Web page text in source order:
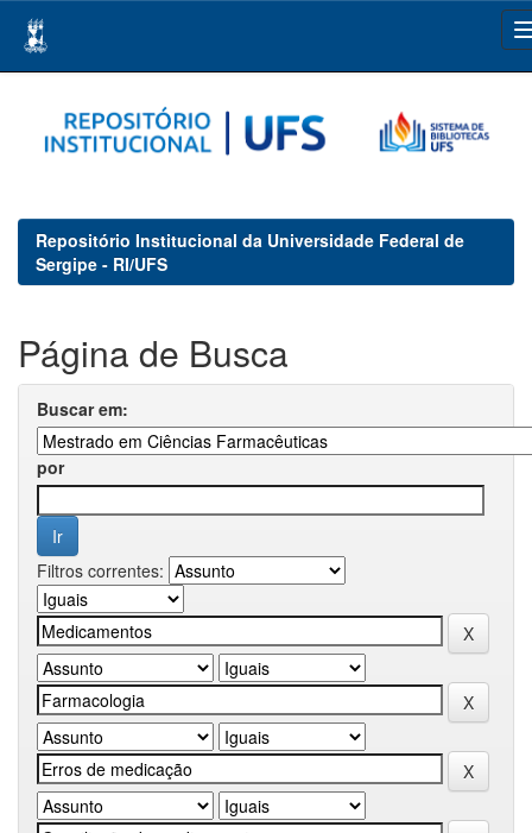
navigation
Repositório Institucional da Universidade Federal de
Sergipe - RI/UFS
Página de Busca
Buscar em:
por
Filtros correntes: